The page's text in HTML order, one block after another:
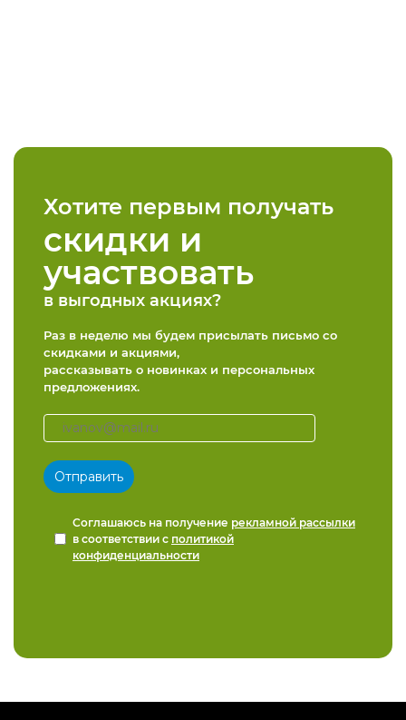
Хотите первым получать
скидки и
участвовать
в выгодных акциях?
Раз в неделю мы будем присылать письмо со
скидками и акциями,
рассказывать о новинках и персональных
предложениях.
Соглашаюсь на получение рекламной рассылки
в соответствии с политикой
конфиденциальности